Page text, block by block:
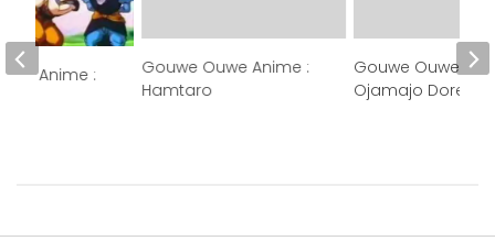
Gouwe Ouwe Anime :
Hamtaro
Gouwe Ouwe
Ojamajo Doremi
Anime :